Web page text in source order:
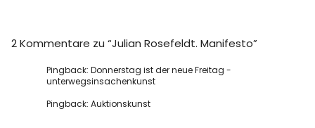
2 Kommentare zu “Julian Rosefeldt. Manifesto”
Pingback:Donnerstag ist der neue Freitag -
unterwegsinsachenkunst
Pingback:Auktionskunst